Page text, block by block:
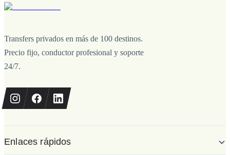
Transfers privados en más de 100 destinos.
Precio fijo, conductor profesional y soporte
24/7.
Enlaces rápidos